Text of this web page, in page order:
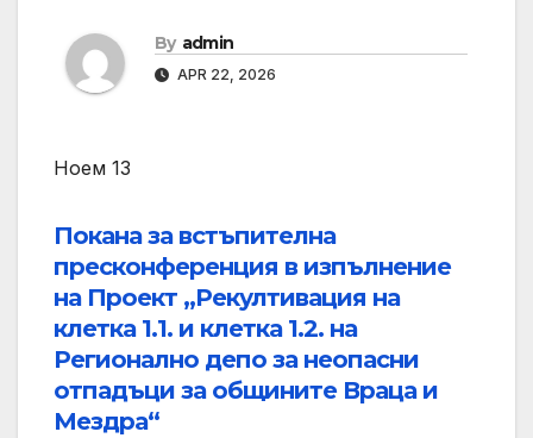
By admin
APR 22, 2026
Ноем 13
Покана за встъпителна
пресконференция в изпълнение
на Проект „Рекултивация на
клетка 1.1. и клетка 1.2. на
Регионално депо за неопасни
отпадъци за общините Враца и
Мездра“